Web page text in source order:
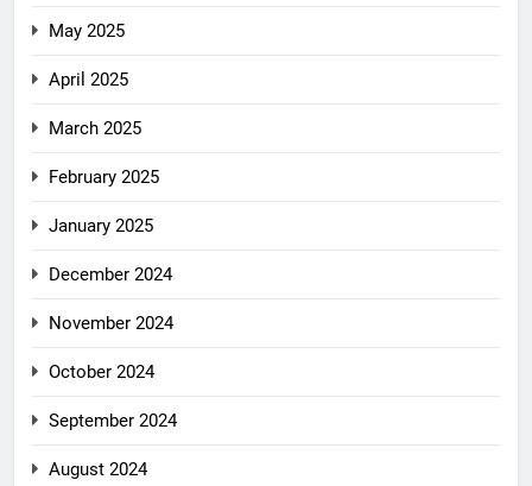
May 2025
April 2025
March 2025
February 2025
January 2025
December 2024
November 2024
October 2024
September 2024
August 2024